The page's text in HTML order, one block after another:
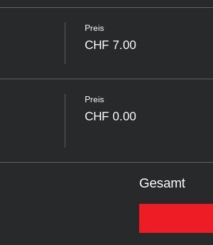
Preis
CHF 7.00
Preis
CHF 0.00
Gesamt